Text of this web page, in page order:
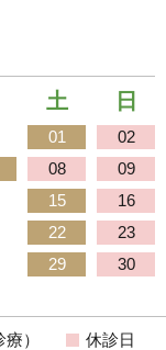
土 日
01
02
08
09
15
16
22
23
29
30
）
休診日